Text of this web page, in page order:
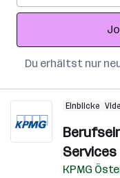
Adresse
Du erhältst nur
Einblicke
Services
KPMG